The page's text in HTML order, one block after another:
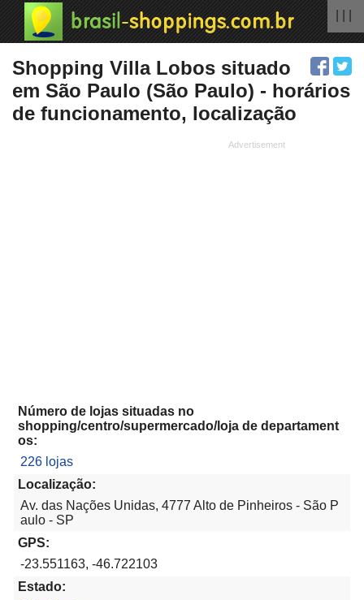
Shopping Villa Lobos situado
em São Paulo (São Paulo) - horários
de funcionamento, localização
Número de lojas situadas no
shopping/centro/supermercado/loja de departament
os:
226 lojas
Localização:
Av. das Nações Unidas, 4777 Alto de Pinheiros - São P
aulo - SP
GPS:
-23.551163, -46.722103
Estado: